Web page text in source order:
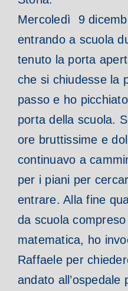
Mercoledì 9
entrando a scuola
tenuto la porta
che si chiudesse la
passo e ho
porta della scuola.
ore bruttissime e
continuavo a
per i piani per
entrare. Alla fine
da scuola compreso
matematica, ho
Raffaele per
andato